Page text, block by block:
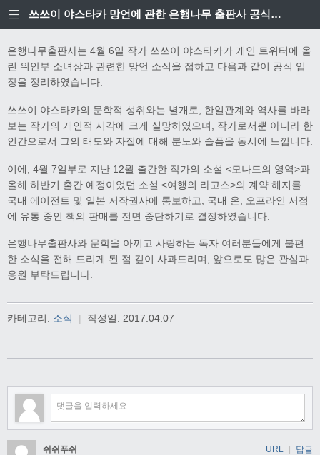
쓰쓰이 야스타카 망언에 관한 은행나무 출판사 공식입장
은행나무출판사는 4월 6일 작가 쓰쓰이 야스타카가 개인 트위터에 올
린 위안부 소녀상과 관련한 망언 소식을 접하고 다음과 같이 공식 입
장을 정리하였습니다.
쓰쓰이 야스타카의 문학적 성취와는 별개로, 한일관계와 역사를 바라
보는 작가의 개인적 시각에 크게 실망하였으며, 작가로서뿐 아니라 한
인간으로서 그의 태도와 자질에 대해 분노와 슬픔을 동시에 느낍니다.
이에, 4월 7일부로 지난 12월 출간한 작가의 소설 <모나드의 영역>과
올해 하반기 출간 예정이었던 소설 <여행의 라고스>의 계약 해지를
국내 에이전트 및 일본 저작권사에 통보하고, 국내 온, 오프라인 서점
에 유통 중인 책의 판매를 전면 중단하기로 결정하였습니다.
은행나무출판사와 문학을 아끼고 사랑하는 독자 여러분들에게 불편
한 소식을 전해 드리게 된 점 깊이 사과드리며, 앞으로도 많은 관심과
응원 부탁드립니다.
카테고리: 소식 | 작성일: 2017.04.07
쉬쉬푸쉬 URL | 답글